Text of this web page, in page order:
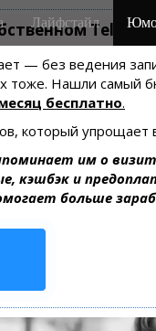
— без ведения
тоже. Нашли самый
бесплатно.
который упрощает
им о
кэшбэк и
больше
Лайфстайл